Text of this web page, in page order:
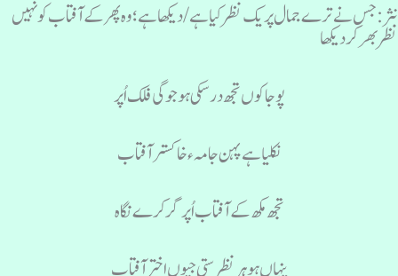
نثر: جس نے ترے جمال پر یک نظر کیا ہے /دیکھا ہے؛ وہ پھر کے آفتاب کو نہیں
نظر بھر کر دیکھا
پوجا کوں تجھ درسکی ہو جوگی فلک اُپر
نکلیا ہے پہن جامہ ءخاکستر آفتاب
تجھ مکھ کے آفتاب اُپر گر کرے نگاہ
پنہاں ہو ہر نظر ستی جیوں اختر آفتاب